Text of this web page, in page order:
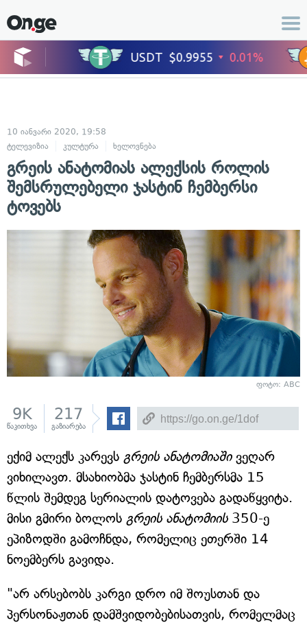
10 იანვარი 2020, 19:58
ტელევიზია
კულტურა ხელოვნება
გრეის ანატომიას ალექსის როლის
შემსრულებელი ჯასტინ ჩემბერსი
ტოვებს
ფოტო: ABC
9K
წაკითხვა
217
გაზიარება
ექიმ ალექს კარევს გრეის ანატომიაშივეღარ
ვიხილავთ. მსახიობმა ჯასტინ ჩემბერსმა 15
წლის შემდეგ სერიალის დატოვება გადაწყვიტა.
მისი გმირი ბოლოს გრეის ანატომიის350-ე
ეპიზოდში გამოჩნდა, რომელიც ეთერში 14
ნოემბერს გავიდა.
"არ არსებობს კარგი დრო იმ შოუსთან და
პერსონაჟთან დამშვიდობებისათვის, რომელმაც